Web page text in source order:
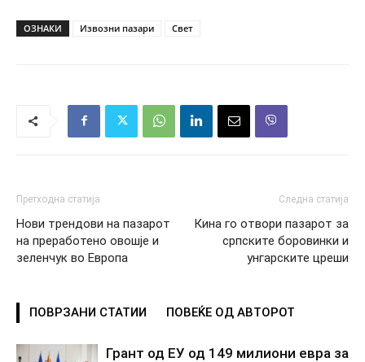
ОЗНАКИ Извозни пазари Свет
Претходна статија
Нови трендови на пазарот
на преработено овошје и
зеленчук во Европа
Следна статија
Кина го отвори пазарот за
српските боровинки и
унгарските цреши
ПОВРЗАНИ СТАТИИ ПОВЕЌЕ ОД АВТОРОТ
Грант од ЕУ од 149 милиони евра за